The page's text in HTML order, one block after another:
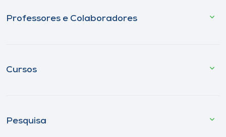
Professores e Colaboradores
Cursos
Pesquisa